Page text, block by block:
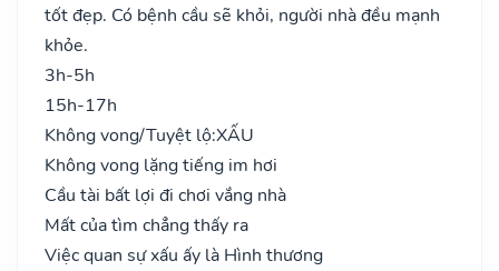
tốt đẹp. Có bệnh cầu sẽ khỏi, người nhà đều mạnh
khỏe.
3h-5h
15h-17h
Không vong/Tuyệt lộ:XẤU
Không vong lặng tiếng im hơi
Cầu tài bất lợi đi chơi vắng nhà
Mất của tìm chẳng thấy ra
Việc quan sự xấu ấy là Hình thương